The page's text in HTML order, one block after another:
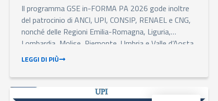
Il programma GSE in-FORMA PA 2026 gode inoltre
del patrocinio di ANCI, UPI, CONSIP, RENAEL e CNG,
nonché delle Regioni Emilia-Romagna, Liguria,
Lombardia, Molise, Piemonte, Umbria e Valle d’Aosta
e delle Province Autonome di Trento e Bolzano.
LEGGI DI PIÙ